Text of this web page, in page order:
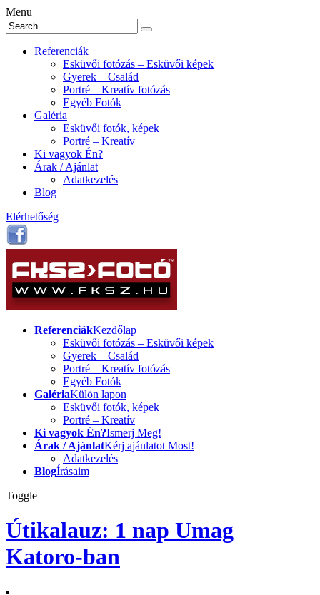
Menu
Referenciák
Esküvői fotózás – Esküvői képek
Gyerek – Család
Portré – Kreatív fotózás
Egyéb Fotók
Galéria
Esküvői fotók, képek
Portré – Kreatív
Ki vagyok Én?
Árak / Ajánlat
Adatkezelés
Blog
Elérhetőség
ReferenciákKezdőlap
Esküvői fotózás – Esküvői képek
Gyerek – Család
Portré – Kreatív fotózás
Egyéb Fotók
GalériaKülön lapon
Esküvői fotók, képek
Portré – Kreatív
Ki vagyok Én?Ismerj Meg!
Árak / AjánlatKérj ajánlatot Most!
Adatkezelés
BlogÍrásaim
Toggle
Útikalauz: 1 nap Umag
Katoro-ban